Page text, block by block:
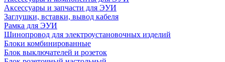
Аксессуары и запчасти для ЭУИ
Заглушки, вставки, вывод кабеля
Рамка для ЭУИ
Шинопровод для электроустановочных изделий
Блоки комбинированные
Блок выключателей и розеток